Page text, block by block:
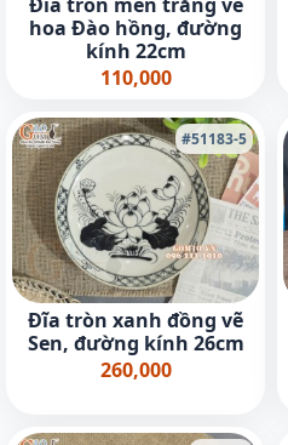
hoa Đào hồng, đường
kính 22cm
110,000
#51183-5
Đĩa tròn xanh đồng vẽ
Sen, đường kính 26cm
260,000